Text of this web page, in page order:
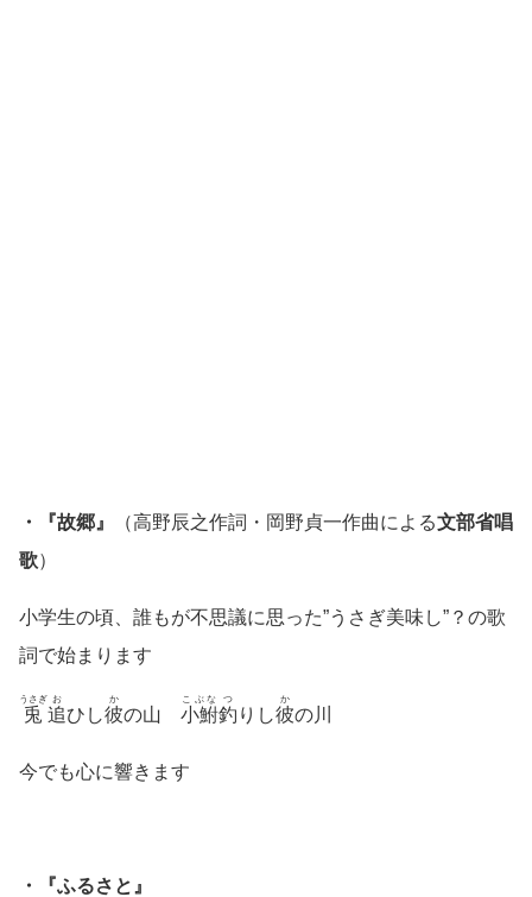
・『故郷』 （高野辰之作詞・岡野貞一作曲による文部省唱
歌）
小学生の頃、誰もが不思議に思った”うさぎ美味し”？の歌
詞で始まります
兎
うさぎ
追
お
ひし彼
か
の山 小鮒
こぶな
釣
つ
りし彼
か
の川
今でも心に響きます
・『ふるさと』